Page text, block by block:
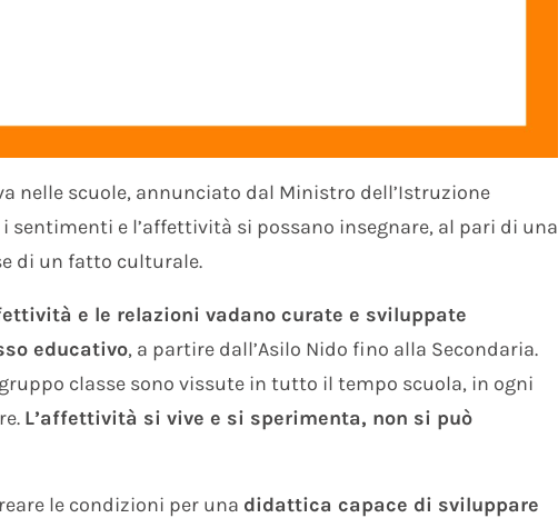
nelle scuole, annunciato dal Ministro dell’Istruzione
i sentimenti e l’affettività si possano insegnare, al pari di una
di un fatto culturale.
e le relazioni vadano curate e sviluppate
educativo, a partire dall’Asilo Nido fino alla Secondaria.
classe sono vissute in tutto il tempo scuola, in ogni
L’affettività si vive e si sperimenta, non si può
le condizioni per una didattica capace di sviluppare